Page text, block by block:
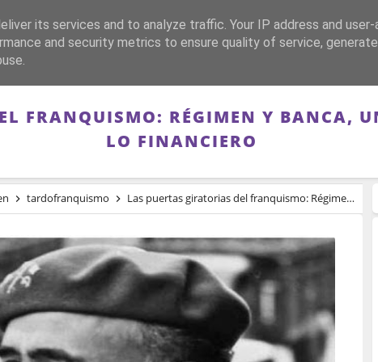
FRANQUISMO GUERRA DE ESPAÑA MEMORIA
FRANQUISMO: RÉGIMEN Y BANCA,
LO FINANCIERO
tardofranquismo Las puertas giratorias del franquismo: Régimen y banca, una unidad de destino en lo financiero
its services and to analyze traffic. Your IP address and
and security metrics to ensure quality of service,